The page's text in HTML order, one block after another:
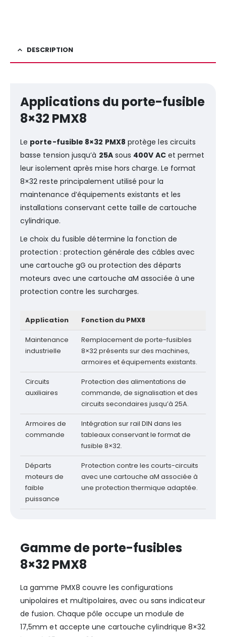
DESCRIPTION
Applications du porte-fusible
8×32 PMX8
Le porte-fusible 8×32 PMX8 protège les circuits
basse tension jusqu’à 25Asous 400V ACet permet
leur isolement après mise hors charge. Le format
8×32 reste principalement utilisé pour la
maintenance d’équipements existants et les
installations conservant cette taille de cartouche
cylindrique.
Le choix du fusible détermine la fonction de
protection : protection générale des câbles avec
une cartouche gG ou protection des départs
moteurs avec une cartouche aM associée à une
protection contre les surcharges.
Application Fonction du PMX8
Maintenance
industrielle
Remplacement de porte-fusibles
8×32 présents sur des machines,
armoires et équipements existants.
Circuits
auxiliaires
Protection des alimentations de
commande, de signalisation et des
circuits secondaires jusqu’à 25A.
Armoires de
commande
Intégration sur rail DIN dans les
tableaux conservant le format de
fusible 8×32.
Départs
moteurs de
faible
puissance
Protection contre les courts-circuits
avec une cartouche aM associée à
une protection thermique adaptée.
Gamme de porte-fusibles
8×32 PMX8
La gamme PMX8 couvre les configurations
unipolaires et multipolaires, avec ou sans indicateur
de fusion. Chaque pôle occupe un module de
17,5mm et accepte une cartouche cylindrique 8×32